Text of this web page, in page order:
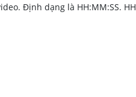
Định dạng là HH:MM:SS. HH